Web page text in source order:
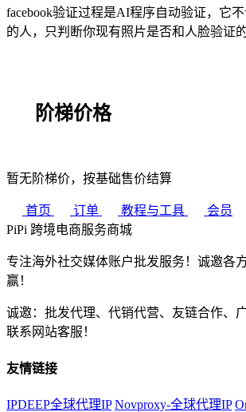
facebook验证过程是AI程序自动验证，它
的人，只判断你现有照片是否和人脸验证
阶梯价格
暂无阶梯价，按基础售价结算
首页 订单 教程与工具
会员
PiPi 跨境电商服务商城
专注海外社交媒体账户批发服务！诚邀各
赢！
诚邀：批发代理、代销代营、友链合作、
联系网站客服！
友情链接
IPDEEP全球代理IP Novproxy-全球代理IP